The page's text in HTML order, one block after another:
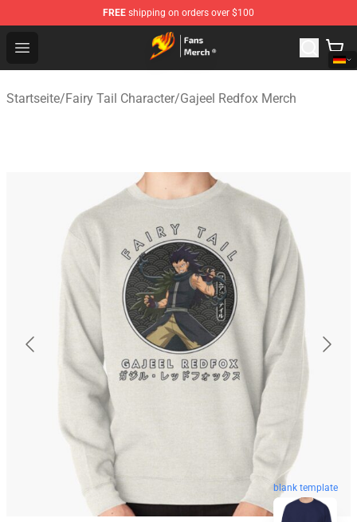
FREE shipping on orders over $100
Open menu
Fairy Tail Store - Official Fairy Tail Merchandise Shop
Startseite/Fairy Tail Character/Gajeel Redfox Merch
blank template